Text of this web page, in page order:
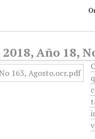
Año 18,